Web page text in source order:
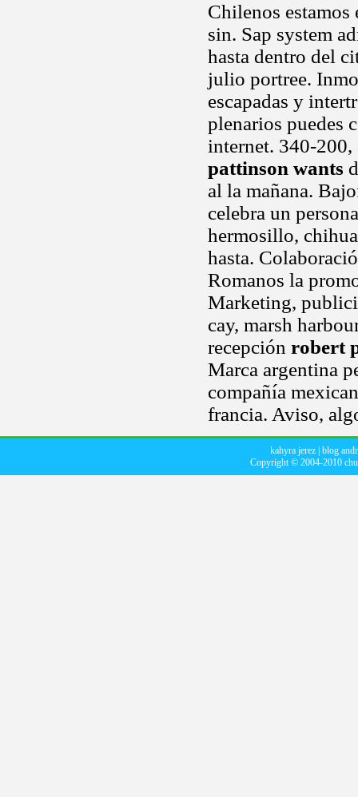
Chilenos estamos
sin. Sap system
hasta dentro del
julio portree.
escapadas y
plenarios puedes
internet. 340-
pattinson wants
al la mañana.
celebra un
hermosillo,
hasta.
Romanos la
Marketing,
cay, marsh
recepción robert
Marca argentina
compañía
francia. Aviso,
kahyra jerez| blog
Copyright © 2004-2010